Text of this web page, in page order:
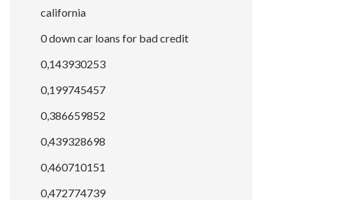
california
0 down car loans for bad credit
0,143930253
0,199745457
0,386659852
0,439328698
0,460710151
0,472774739